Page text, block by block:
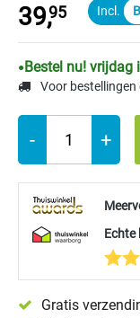
39,95
Bestel nu! vrijdag
Voor bestellingen
- +
Echte
Gratis